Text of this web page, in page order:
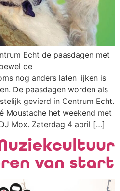
Echt de paasdagen met
de
nog anders laten lijken is
De paasdagen worden als
gevierd in Centrum Echt.
Moustache het weekend met
Mox. Zaterdag 4 april […]
van start